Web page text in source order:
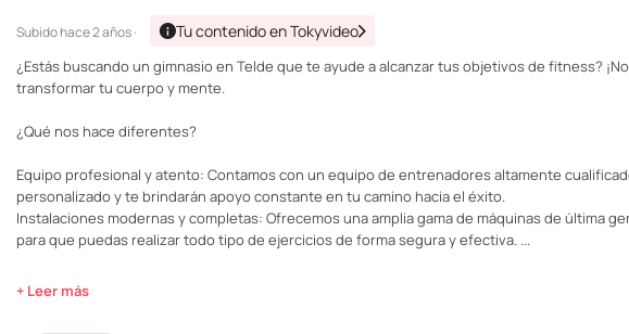
Subidohace 2 años · Tu contenido en Tokyvideo
¿Estás buscando un gimnasio en Telde que te ayude a alcanzar tus objetivos de fitness?
transformar tu cuerpo y mente.
¿Qué nos hace diferentes?
Equipo profesional y atento: Contamos con un equipo de entrenadores altamente
personalizado y te brindarán apoyo constante en tu camino hacia el éxito.
Instalaciones modernas y completas: Ofrecemos una amplia gama de máquinas de última
para que puedas realizar todo tipo de ejercicios de forma segura y efectiva. ...
+ Leer más